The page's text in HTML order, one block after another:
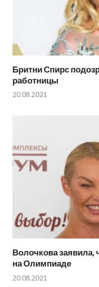
Бритни Спирс
работницы
20.08.2021
Волочкова заявила,
на Олимпиаде
20.08.2021